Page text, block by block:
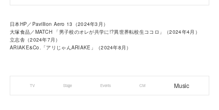
日本HP／Pavillion Aero 13（2024年3月）
大塚食品／MATCH 「男子校のオレが共学に!?異世界転校生ココロ」（2024年4月）
立志舎（2024年7月）
ARIAKE&Co.「アリじゃんARIAKE」（2024年8月）
TV Stage Events CM Music